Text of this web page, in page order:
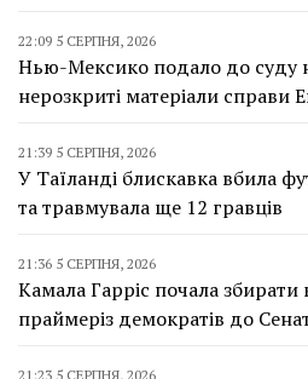
22:09 5 СЕРПНЯ, 2026
Нью-Мексико подало до суду
нерозкриті матеріали справи
21:39 5 СЕРПНЯ, 2026
У Таїланді блискавка вбила
та травмувала ще 12 гравців
21:36 5 СЕРПНЯ, 2026
Камала Гарріс почала
праймеріз демократів до
21:23 5 СЕРПНЯ, 2026